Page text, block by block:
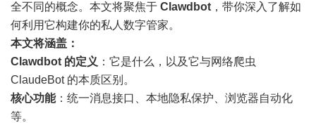
全不同的概念。本文将聚焦于 Clawdbot ，带你深入了解如
何利用它构建你的私人数字管家。
本文将涵盖：
Clawdbot 的定义 ：它是什么，以及它与网络爬虫
ClaudeBot 的本质区别。
核心功能：统一消息接口、本地隐私保护、浏览器自动化
等。